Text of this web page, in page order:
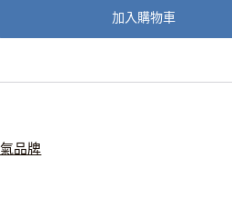
加入購物車
品牌